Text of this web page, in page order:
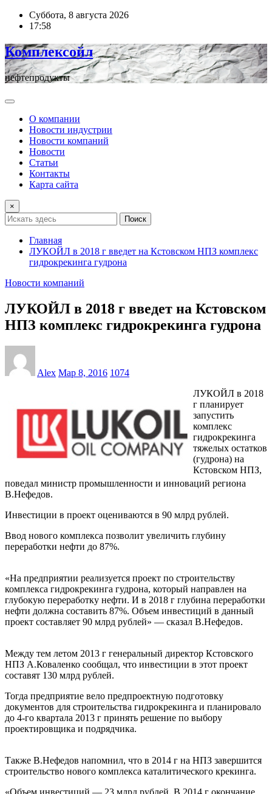
ПерейтиСуббота, 8 августа 2026
17:58
Комплексойл
нефтепродукты
О компании
Новости индустрии
Новости компаний
Новости
Статьи
Контакты
Карта сайта
×
Поиск
Главная
ЛУКОЙЛ в 2018 г введет на Кстовском НПЗ комплекс
гидрокрекинга гудрона
Новости компаний
ЛУКОЙЛ в 2018 г введет на Кстовском
НПЗ комплекс гидрокрекинга гудрона
Alex Мар 8, 2016 1074
ЛУКОЙЛ в 2018
г планирует
запустить
комплекс
гидрокрекинга
тяжелых остатков
(гудрона) на
Кстовском НПЗ,
поведал министр промышленности и инноваций региона
В.Нефедов.
Инвестиции в проект оцениваются в 90 млрд рублей.
Ввод нового комплекса позволит увеличить глубину
переработки нефти до 87%.
«На предприятии реализуется проект по строительству
комплекса гидрокрекинга гудрона, который направлен на
глубокую переработку нефти. И в 2018 г глубина переработки
нефти должна составить 87%. Объем инвестиций в данный
проект составляет 90 млрд рублей» — сказал В.Нефедов.
Между тем летом 2013 г генеральный директор Кстовского
НПЗ А.Коваленко сообщал, что инвестиции в этот проект
составят 130 млрд рублей.
Тогда предприятие вело предпроектную подготовку
документов для строительства гидрокрекинга и планировало
до 4-го квартала 2013 г принять решение по выбору
проектировщика и подрядчика.
Также В.Нефедов напомнил, что в 2014 г на НПЗ завершится
строительство нового комплекса каталитического крекинга.
«Объем инвестиций — 23 млрд рублей. В 2014 г окончание